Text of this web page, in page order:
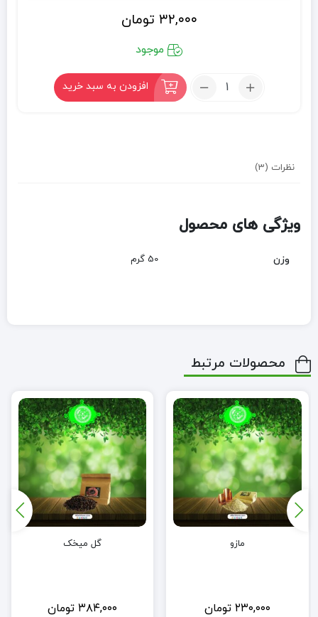
۳۲,۰۰۰ تومان
موجود
تعداد:
افزودن به سبد خرید
نظرات (3)
ویژگی های محصول
وزن 50 گرم
محصولات مرتبط
مازو
۲۳۰,۰۰۰ تومان
گل میخک
۳۸۴,۰۰۰ تومان